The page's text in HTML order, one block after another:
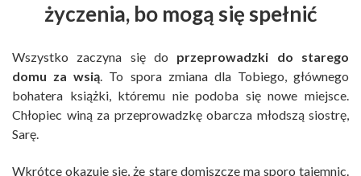
życzenia, bo mogą się spełnić
Wszystko zaczyna się do przeprowadzki do starego
domu za wsią. To spora zmiana dla Tobiego, głównego
bohatera książki, któremu nie podoba się nowe miejsce.
Chłopiec winą za przeprowadzkę obarcza młodszą siostrę,
Sarę.
Wkrótce okazuje się, że stare domiszcze ma sporo tajemnic.